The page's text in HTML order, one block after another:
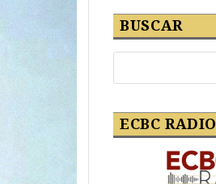
BUSCAR
ECBC RADIO